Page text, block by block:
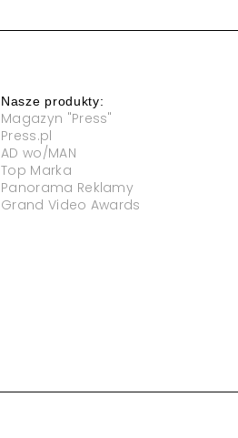
Nasze produkty:
Magazyn "Press"
Press.pl
AD wo/MAN
Top Marka
Panorama Reklamy
Grand Video Awards